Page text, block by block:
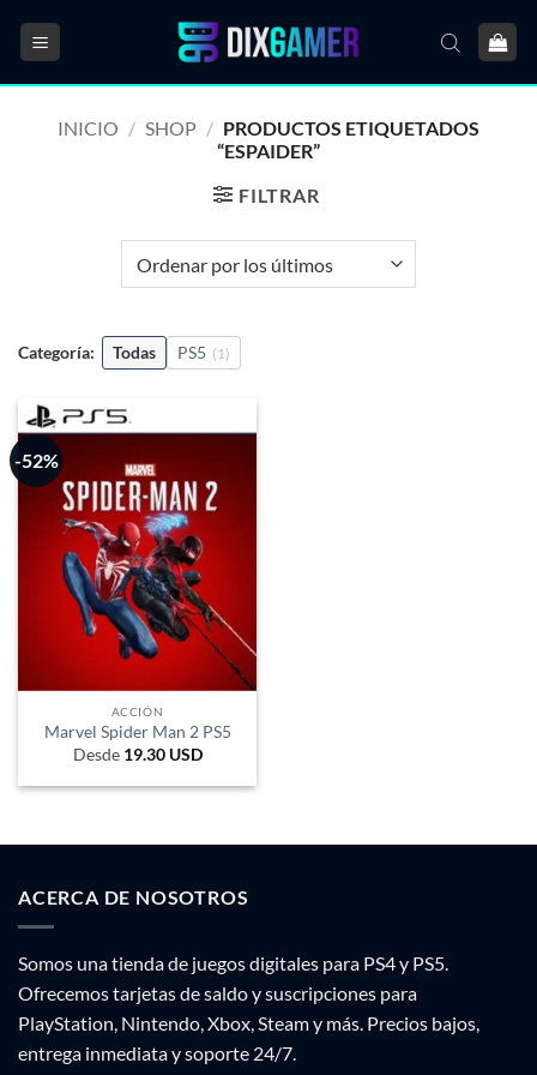
INICIO / SHOP / PRODUCTOS ETIQUETADOS
“ESPAIDER”
FILTRAR
Categoría: Todas PS5 (1)
-52%
ACCIÓN
Marvel Spider Man 2 PS5
Desde 19.30 USD
ACERCA DE NOSOTROS
Somos una tienda de juegos digitales para PS4 y PS5.
Ofrecemos tarjetas de saldo y suscripciones para
PlayStation, Nintendo, Xbox, Steam y más. Precios bajos,
entrega inmediata y soporte 24/7.